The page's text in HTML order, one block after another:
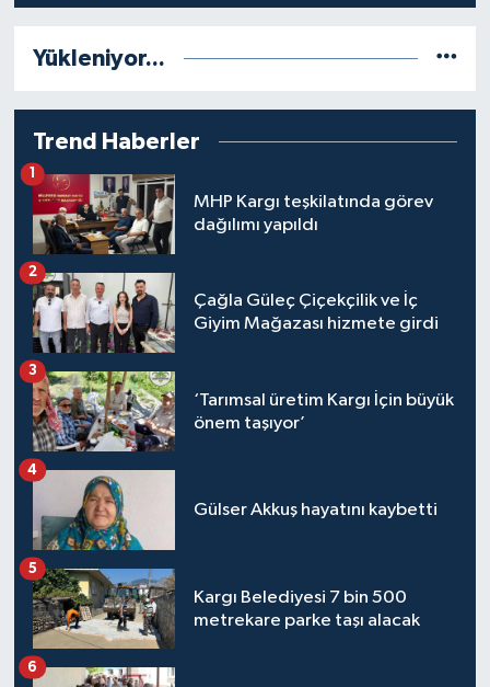
Yükleniyor...
Trend Haberler
MHP Kargı teşkilatında görev
dağılımı yapıldı
1
Çağla Güleç Çiçekçilik ve İç
Giyim Mağazası hizmete girdi
2
‘Tarımsal üretim Kargı İçin büyük
önem taşıyor’
3
Gülser Akkuş hayatını kaybetti
4
Kargı Belediyesi 7 bin 500
metrekare parke taşı alacak
5
6